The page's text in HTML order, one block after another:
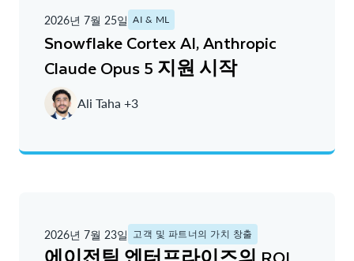
2026년 7월 25일 AI & ML
Snowflake Cortex AI, Anthropic
Claude Opus 5 지원 시작
Ali Taha +3
2026년 7월 23일 고객 및 파트너의 가치 창출